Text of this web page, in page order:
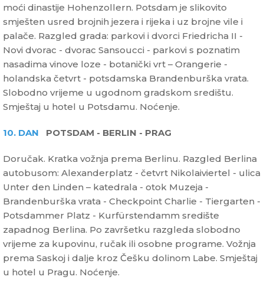
moći dinastije Hohenzollern. Potsdam je slikovito
smješten usred brojnih jezera i rijeka i uz brojne vile i
palače. Razgled grada: parkovi i dvorci Friedricha II -
Novi dvorac - dvorac Sansoucci - parkovi s poznatim
nasadima vinove loze - botanički vrt – Orangerie -
holandska četvrt - potsdamska Brandenburška vrata.
Slobodno vrijeme u ugodnom gradskom središtu.
Smještaj u hotel u Potsdamu. Noćenje.
10. DAN POTSDAM - BERLIN - PRAG
Doručak. Kratka vožnja prema Berlinu. Razgled Berlina
autobusom: Alexanderplatz - četvrt Nikolaiviertel - ulica
Unter den Linden – katedrala - otok Muzeja -
Brandenburška vrata - Checkpoint Charlie - Tiergarten -
Potsdammer Platz - Kurfürstendamm središte
zapadnog Berlina. Po završetku razgleda slobodno
vrijeme za kupovinu, ručak ili osobne programe. Vožnja
prema Saskoj i dalje kroz Češku dolinom Labe. Smještaj
u hotel u Pragu. Noćenje.